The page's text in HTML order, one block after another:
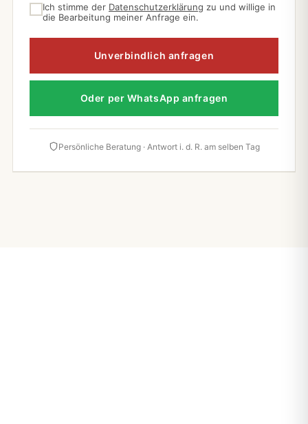
Ich stimme der Datenschutzerklärung zu und willige in
die Bearbeitung meiner Anfrage ein.
Unverbindlich anfragen
Oder per WhatsApp anfragen
Persönliche Beratung · Antwort i. d. R. am selben Tag